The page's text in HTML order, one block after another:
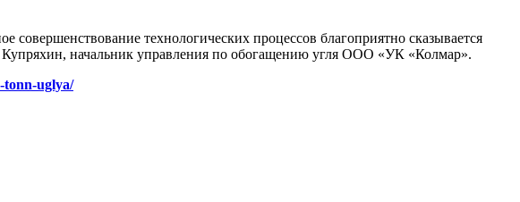
технологических процессов благоприятно сказывается
начальник управления по обогащению угля ООО «УК «Колмар».
tonn-uglya/